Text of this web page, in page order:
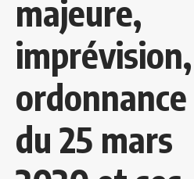
majeure,
imprévision,
ordonnance
du 25 mars